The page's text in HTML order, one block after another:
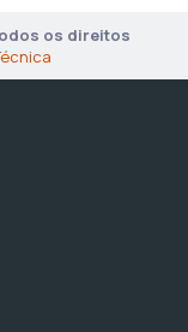
os direitos